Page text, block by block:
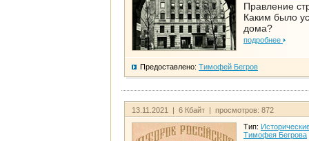
Правление
Каким было
дома?
подробнее
Предоставлено: Тимофей Бегров
13.11.2021 | 6 Кбайт | просмотров: 872
Тип:
Тимофея Бегрова